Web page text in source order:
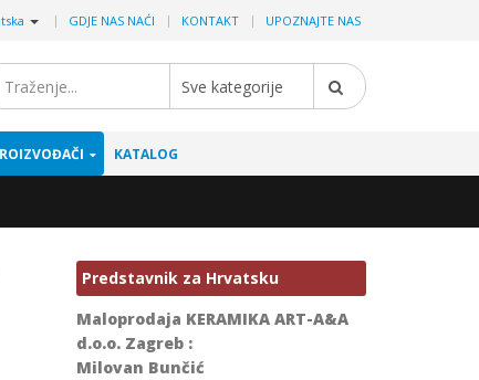
| GDJE NAS NAĆI KONTAKT UPOZNAJTE NAS
Sve kategorije
KATALOG
Predstavnik za Hrvatsku
Maloprodaja KERAMIKA ART-A&A
d.o.o. Zagreb :
Milovan Bunčić